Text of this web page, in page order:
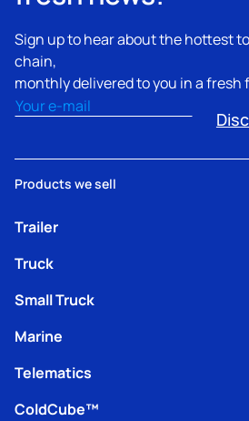
Sign up to hear about the hottest
chain,
monthly delivered to you in a fresh
Email(Obbligatorio)
Products we sell
Trailer
Truck
Small Truck
Marine
Telematics
ColdCube™